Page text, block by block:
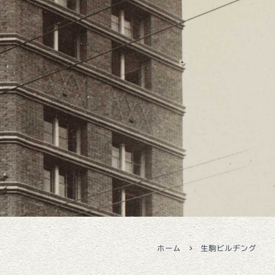
ホーム 生駒ビルヂング